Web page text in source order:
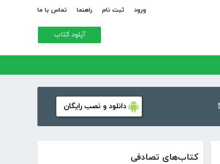
ورود ثبت نام راهنما تماس با ما
آپلود کتاب
دانلود و نصب رایگان
کتاب‌های تصادفی